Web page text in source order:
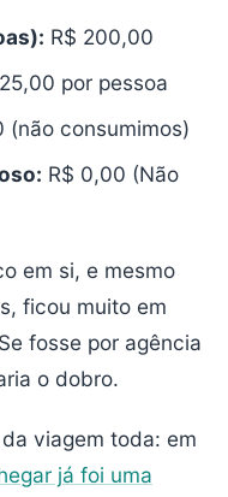
R$ 200,00
por pessoa
(não consumimos)
R$ 0,00 (Não
em si, e mesmo
ficou muito em
fosse por agência
o dobro.
viagem toda: em
já foi uma